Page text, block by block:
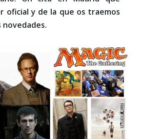
oficial y de la que os traemos
novedades.